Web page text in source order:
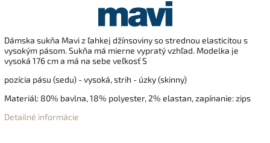
Dámska sukňa Mavi z ľahkej džínsoviny so strednou elasticitou s
vysokým pásom. Sukňa má mierne vypratý vzhľad. Modelka je
vysoká 176 cm a má na sebe veľkosť S
pozícia pásu (sedu) - vysoká, strih - úzky (skinny)
Materiál: 80% bavlna, 18% polyester, 2% elastan, zapínanie: zips
Detailné informácie